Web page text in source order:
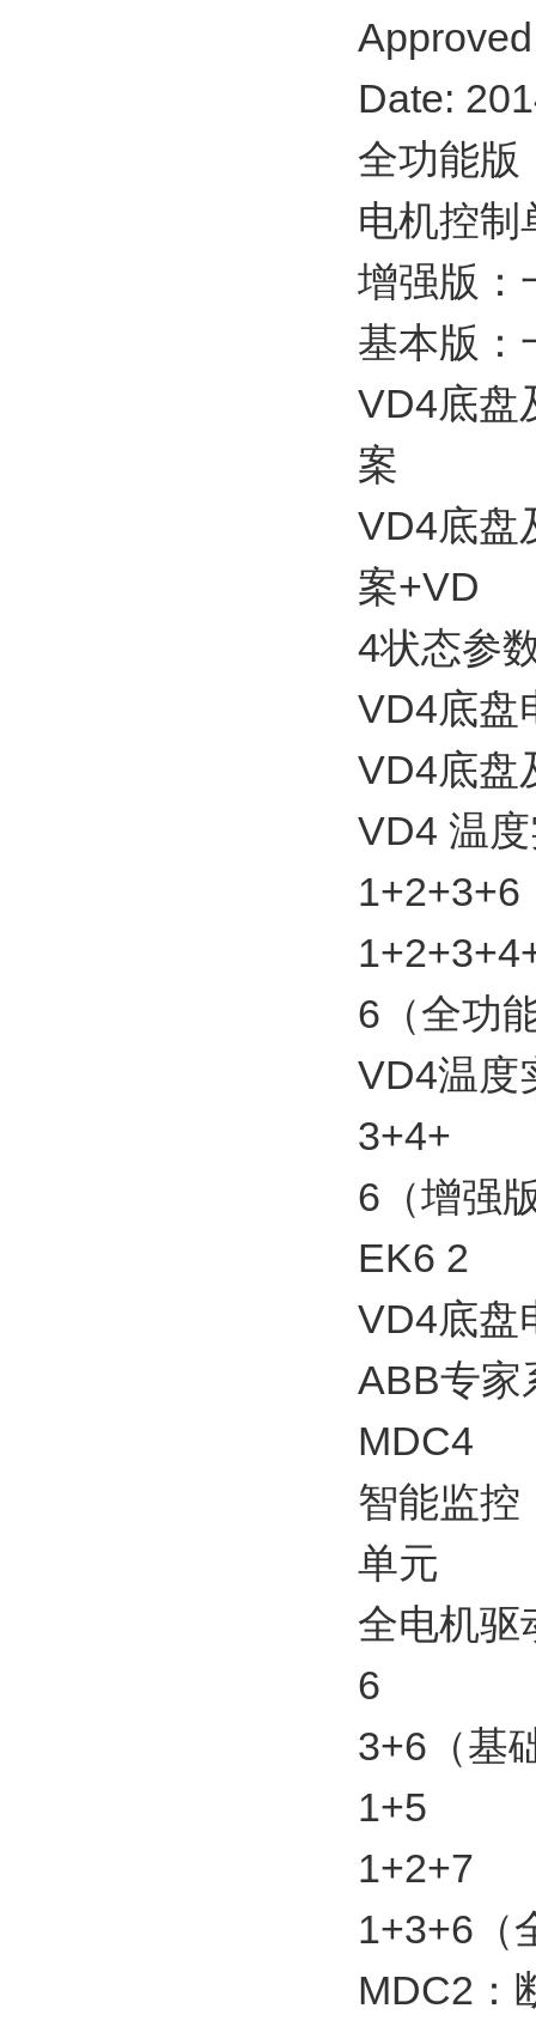
Date:
全功能版
电机控制
增强版：
基本版：
VD4底盘
案
VD4底盘
案+VD
4状态参
VD4底盘
VD4底盘
VD4 温
1+2+3+6
6（全功
VD4温度
3+4+
6（增强
EK6 2
VD4底盘
ABB专家
MDC4
智能监控
单元
全电机驱
6
3+6（基
1+5
1+2+7
1+3+6（
MDC2：